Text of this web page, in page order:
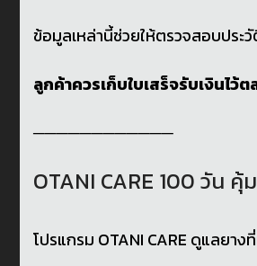
ข้อมูลเหล่านี้ช่วยให้ตรวจสอบประ
ลูกค้าควรเก็บใบเสร็จรับเงินไว้
────────────
OTANI CARE 100 วัน คุ้
โปรแกรม OTANI CARE ดูแลยา